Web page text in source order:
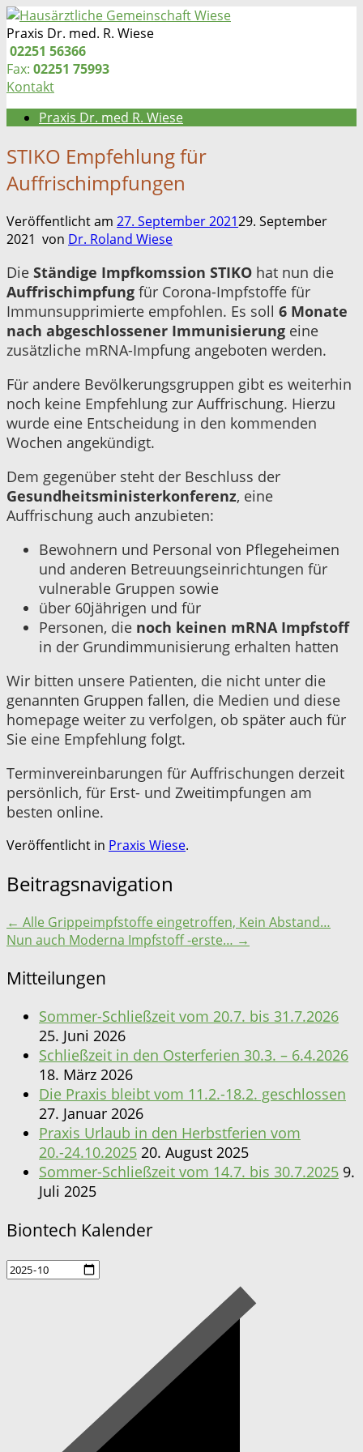
Zum
Inhalt
springen
Praxis Dr. med. R. Wiese
Telefon:
02251 56366
Fax: 02251 75993
Kontakt
Praxis Dr. med R. Wiese
STIKO Empfehlung für
Auffrischimpfungen
Veröffentlicht am 27. September 202129. September
2021 von Dr. Roland Wiese
Die Ständige Impfkomssion STIKO hat nun die
Auffrischimpfung für Corona-Impfstoffe für
Immunsupprimierte empfohlen. Es soll 6 Monate
nach abgeschlossener Immunisierung eine
zusätzliche mRNA-Impfung angeboten werden.
Für andere Bevölkerungsgruppen gibt es weiterhin
noch keine Empfehlung zur Auffrischung. Hierzu
wurde eine Entscheidung in den kommenden
Wochen angekündigt.
Dem gegenüber steht der Beschluss der
Gesundheitsministerkonferenz, eine
Auffrischung auch anzubieten:
Bewohnern und Personal von Pflegeheimen
und anderen Betreuungseinrichtungen für
vulnerable Gruppen sowie
über 60jährigen und für
Personen, die noch keinen mRNA Impfstoff
in der Grundimmunisierung erhalten hatten
Wir bitten unsere Patienten, die nicht unter die
genannten Gruppen fallen, die Medien und diese
homepage weiter zu verfolgen, ob später auch für
Sie eine Empfehlung folgt.
Terminvereinbarungen für Auffrischungen derzeit
persönlich, für Erst- und Zweitimpfungen am
besten online.
Veröffentlicht in Praxis Wiese.
Beitragsnavigation
← Alle Grippeimpfstoffe eingetroffen, Kein Abstand…
Nun auch Moderna Impfstoff -erste… →
Mitteilungen
Sommer-Schließzeit vom 20.7. bis 31.7.2026
25. Juni 2026
Schließzeit in den Osterferien 30.3. – 6.4.2026
18. März 2026
Die Praxis bleibt vom 11.2.-18.2. geschlossen
27. Januar 2026
Praxis Urlaub in den Herbstferien vom
20.-24.10.2025 20. August 2025
Sommer-Schließzeit vom 14.7. bis 30.7.2025 9.
Juli 2025
Biontech Kalender